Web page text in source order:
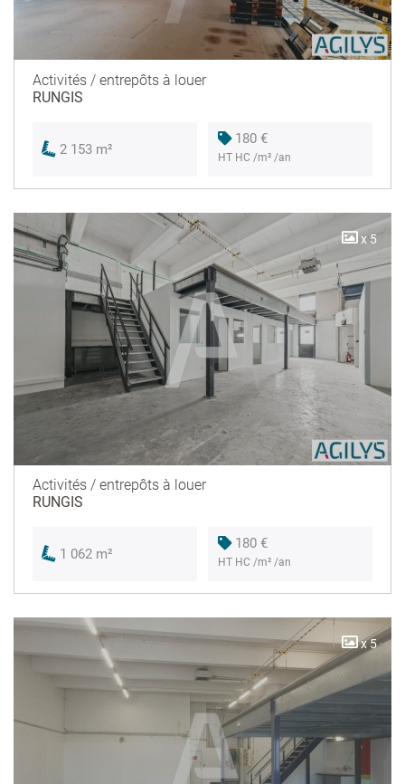
Activités / entrepôts à louer
RUNGIS
2 153 m²
180 €
HT HC /m² /an
x 5
Activités / entrepôts à louer
RUNGIS
1 062 m²
180 €
HT HC /m² /an
x 5